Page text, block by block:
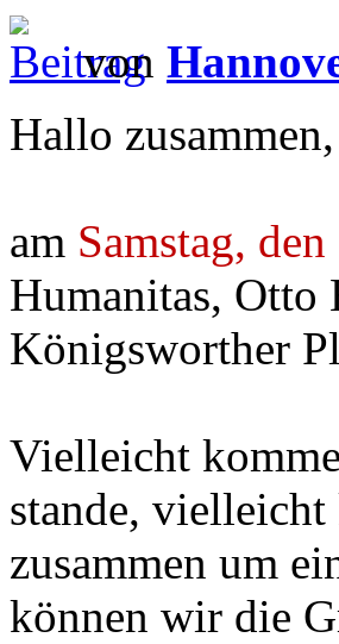
von
Hallo zusammen,
am Samstag,
Humanitas, Otto
Königsworther
Vielleicht
stande, vielleicht
zusammen um
können wir die